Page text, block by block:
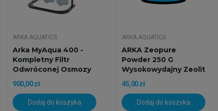
ARKA AQUATICS
Arka MyAqua 400 -
Kompletny Filtr
Odwróconej Osmozy
RO
900,00 zł
Dodaj do koszyka
ARKA AQUATICS
ARKA Zeopure
Powder 250 G
Wysokowydajny Zeolit
W Proszku
45,00 zł
Dodaj do koszyka